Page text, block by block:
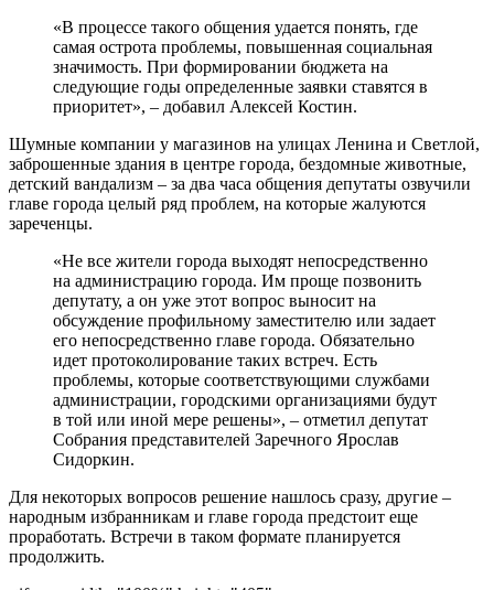
«В процессе такого общения удается понять, где
самая острота проблемы, повышенная социальная
значимость. При формировании бюджета на
следующие годы определенные заявки ставятся в
приоритет», – добавил Алексей Костин.
Шумные компании у магазинов на улицах Ленина и Светлой,
заброшенные здания в центре города, бездомные животные,
детский вандализм – за два часа общения депутаты озвучили
главе города целый ряд проблем, на которые жалуются
зареченцы.
«Не все жители города выходят непосредственно
на администрацию города. Им проще позвонить
депутату, а он уже этот вопрос выносит на
обсуждение профильному заместителю или задает
его непосредственно главе города. Обязательно
идет протоколирование таких встреч. Есть
проблемы, которые соответствующими службами
администрации, городскими организациями будут
в той или иной мере решены», – отметил депутат
Собрания представителей Заречного Ярослав
Сидоркин.
Для некоторых вопросов решение нашлось сразу, другие –
народным избранникам и главе города предстоит еще
проработать. Встречи в таком формате планируется
продолжить.